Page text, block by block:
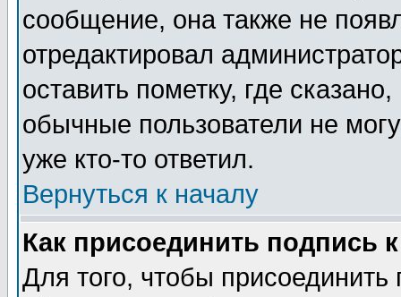
сообщение, она также не
отредактировал
оставить пометку, где
обычные пользователи не
уже кто-то ответил.
Вернуться к началу
Как присоединить подпись
Для того, чтобы